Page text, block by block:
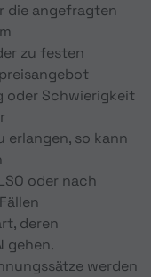
die angefragten
zu festen
oder Schwierigkeit
erlangen, so kann
oder nach
deren
gehen.
werden